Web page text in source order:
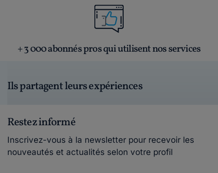
+ 3 000 abonnés pros qui utilisent nos services
Ils partagent leurs expériences
Restez informé
Inscrivez-vous à la newsletter pour recevoir les
nouveautés et actualités selon votre profil